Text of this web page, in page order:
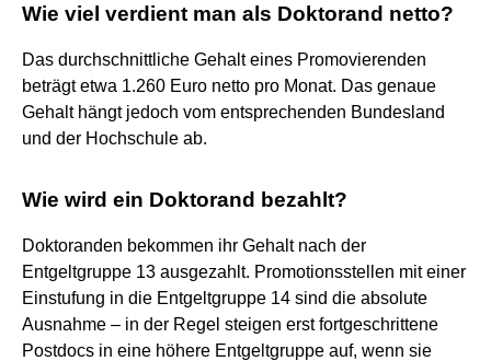
Wie viel verdient man als Doktorand netto?
Das durchschnittliche Gehalt eines Promovierenden
beträgt etwa 1.260 Euro netto pro Monat. Das genaue
Gehalt hängt jedoch vom entsprechenden Bundesland
und der Hochschule ab.
Wie wird ein Doktorand bezahlt?
Doktoranden bekommen ihr Gehalt nach der
Entgeltgruppe 13 ausgezahlt. Promotionsstellen mit einer
Einstufung in die Entgeltgruppe 14 sind die absolute
Ausnahme – in der Regel steigen erst fortgeschrittene
Postdocs in eine höhere Entgeltgruppe auf, wenn sie